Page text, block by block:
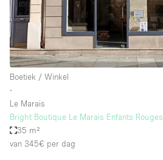
Boetiek / Winkel
∙
Le Marais
Bright Boutique Le Marais Enfants Rouges
35 m²
van 345€ per dag